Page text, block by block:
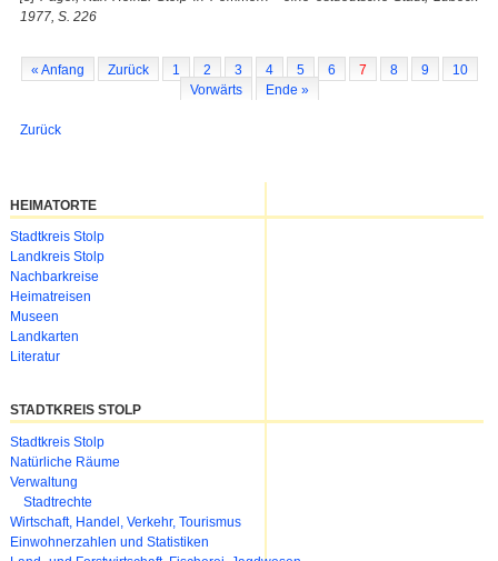
1977, S. 226
« Anfang Zurück 1 2 3 4 5 6 7 8 9
10
Vorwärts
Ende »
Zurück
HEIMATORTE
Navigation
überspringen
Stadtkreis Stolp
Landkreis Stolp
Nachbarkreise
Heimatreisen
Museen
Landkarten
Literatur
STADTKREIS STOLP
Navigation
überspringen
Stadtkreis Stolp
Natürliche Räume
Verwaltung
Stadtrechte
Wirtschaft, Handel, Verkehr, Tourismus
Einwohnerzahlen und Statistiken